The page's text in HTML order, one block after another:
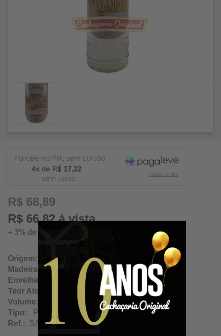
17,22
R$ 68,89
R$ 66,82 à vista
+ 3% de desconto à vista. Economize: R$ 2,07
Origem: Alfenas / Minas Gerais
Madeira:
Neutra
Envelhecimento:
N/A
Teor Alcoólico:
Volume:
Tipo: Prata
Ref.: SA12892